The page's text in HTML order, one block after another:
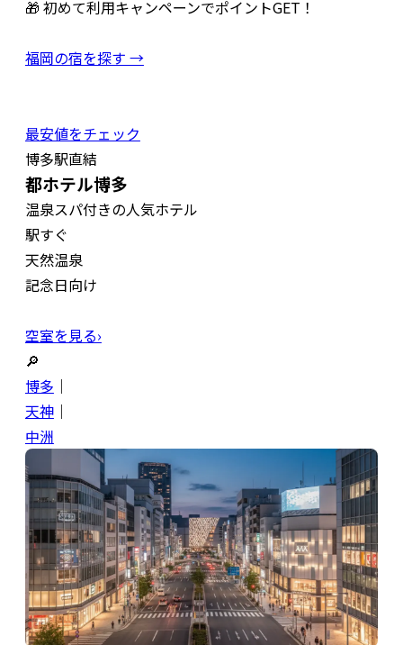
🎁 初めて利用キャンペーンでポイントGET！
福岡の宿を探す →
最安値をチェック
博多駅直結
都ホテル博多
温泉スパ付きの人気ホテル
駅すぐ
天然温泉
記念日向け
空室を見る›
🔎
博多 ｜
天神｜
中洲